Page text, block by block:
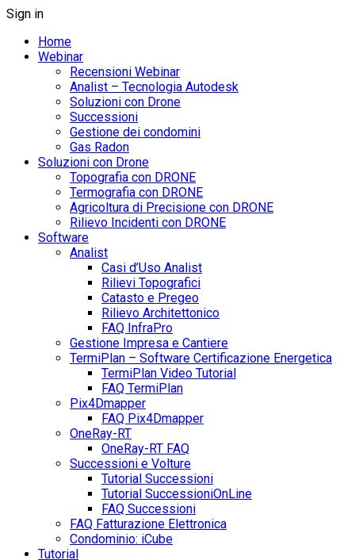
Sign in
Home
Webinar
Recensioni Webinar
Analist – Tecnologia Autodesk
Soluzioni con Drone
Successioni
Gestione dei condomini
Gas Radon
Soluzioni con Drone
Topografia con DRONE
Termografia con DRONE
Agricoltura di Precisione con DRONE
Rilievo Incidenti con DRONE
Software
Analist
Casi d’Uso Analist
Rilievi Topografici
Catasto e Pregeo
Rilievo Architettonico
FAQ InfraPro
Gestione Impresa e Cantiere
TermiPlan – Software Certificazione Energetica
TermiPlan Video Tutorial
FAQ TermiPlan
Pix4Dmapper
FAQ Pix4Dmapper
OneRay-RT
OneRay-RT FAQ
Successioni e Volture
Tutorial Successioni
Tutorial SuccessioniOnLine
FAQ Successioni
FAQ Fatturazione Elettronica
Condominio: iCube
Tutorial